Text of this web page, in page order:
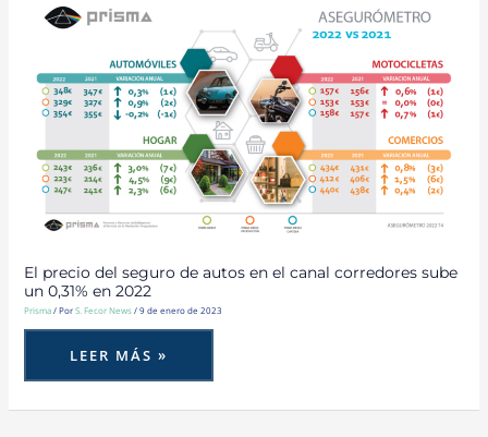
El precio del seguro de autos en el canal corredores sube
un 0,31% en 2022
Prisma/ PorS. Fecor News/9 de enero de 2023
PRECIO
DEL
AUTOS
EN
EL
CANAL
CORREDORES
0,31%
EN
2022
LEER MÁS »